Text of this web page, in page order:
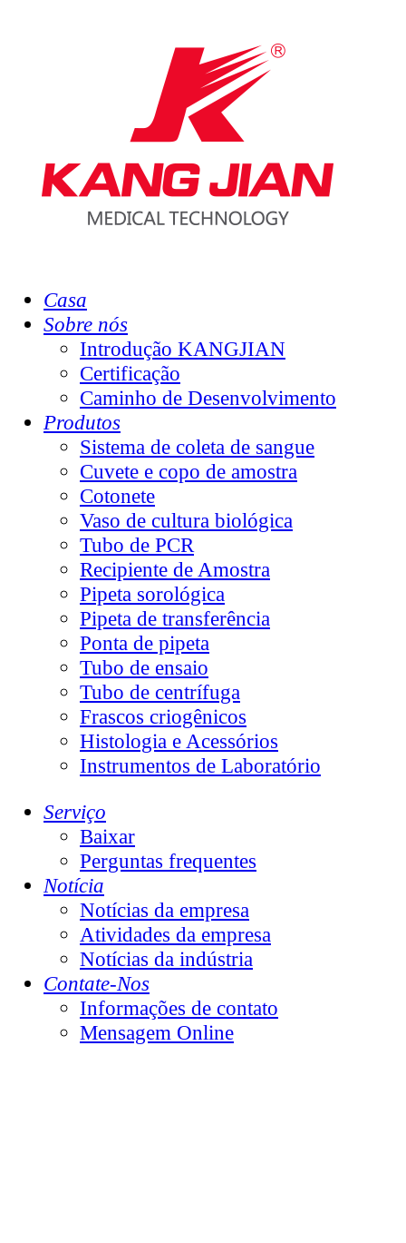
Casa
Sobre nós
Introdução KANGJIAN
Certificação
Caminho de Desenvolvimento
Produtos
Sistema de coleta de sangue
Cuvete e copo de amostra
Cotonete
Vaso de cultura biológica
Tubo de PCR
Recipiente de Amostra
Pipeta sorológica
Pipeta de transferência
Ponta de pipeta
Tubo de ensaio
Tubo de centrífuga
Frascos criogênicos
Histologia e Acessórios
Instrumentos de Laboratório
Serviço
Baixar
Perguntas frequentes
Notícia
Notícias da empresa
Atividades da empresa
Notícias da indústria
Contate-Nos
Informações de contato
Mensagem Online